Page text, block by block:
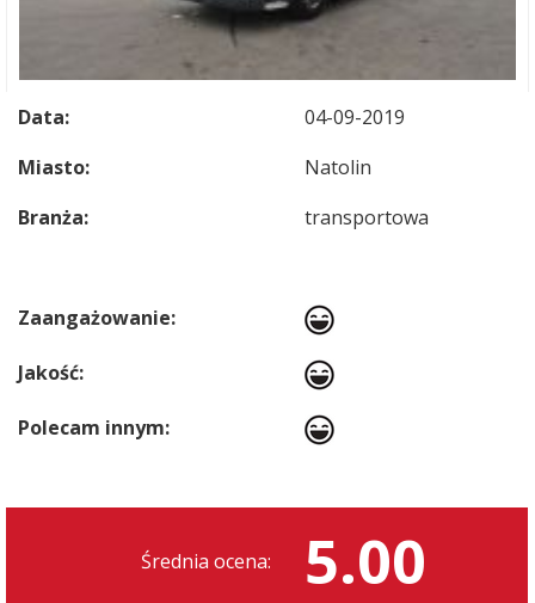
Data:
04-09-2019
Miasto:
Natolin
Branża:
transportowa
Zaangażowanie:
Jakość:
Polecam innym:
Średnia ocena: 5.00